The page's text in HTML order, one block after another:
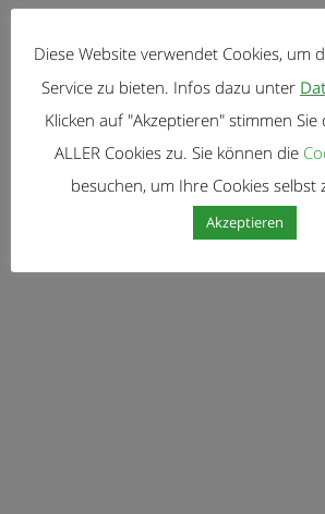
Kontakt
Korrekt Immobilien
Engelbert Brechtler
Telefon +43 676 433 10 65
E-Mail: e.brechtler@korrekt-
Diese Website verwendet Cookies, um
Service zu bieten. Infos dazu unter
Klicken auf "Akzeptieren" stimmen
ALLER Cookies zu. Sie können die
besuchen, um Ihre Cookies selbst
Akzeptieren